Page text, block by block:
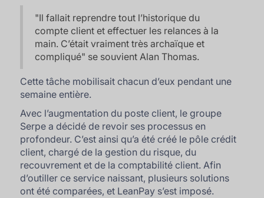
"Il fallait reprendre tout l’historique du
compte client et effectuer les relances à la
main. C’était vraiment très archaïque et
compliqué" se souvient Alan Thomas.
Cette tâche mobilisait chacun d’eux pendant une
semaine entière.
Avec l’augmentation du poste client, le groupe
Serpe a décidé de revoir ses processus en
profondeur. C’est ainsi qu’a été créé le pôle crédit
client, chargé de la gestion du risque, du
recouvrement et de la comptabilité client. Afin
d’outiller ce service naissant, plusieurs solutions
ont été comparées, et LeanPay s’est imposé.